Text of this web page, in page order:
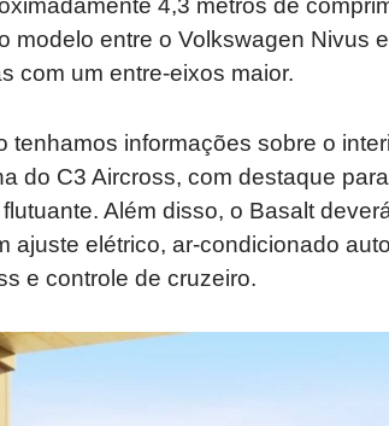
4,3 metros de
modelo entre o Volkswagen Nivus
com um entre-eixos maior.
tenhamos informações sobre o
do C3 Aircross, com destaque
Além disso, o Basalt
ajuste elétrico, ar-condicionado
e controle de cruzeiro.